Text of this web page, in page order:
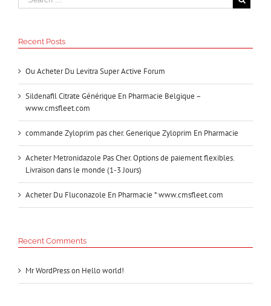
Recent Posts
Ou Acheter Du Levitra Super Active Forum
Sildenafil Citrate Générique En Pharmacie Belgique –
www.cmsfleet.com
commande Zyloprim pas cher. Generique Zyloprim En Pharmacie
Acheter Metronidazole Pas Cher. Options de paiement flexibles.
Livraison dans le monde (1-3 Jours)
Acheter Du Fluconazole En Pharmacie * www.cmsfleet.com
Recent Comments
Mr WordPresson Hello world!